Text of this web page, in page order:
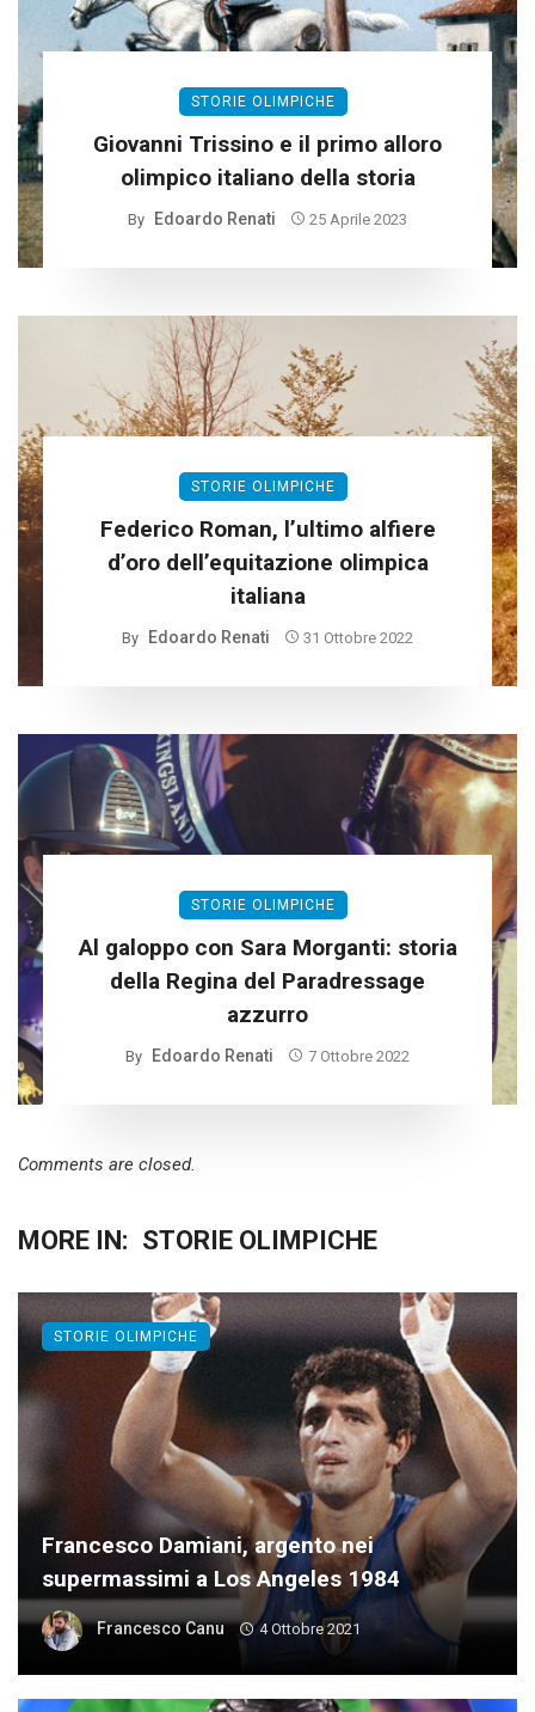
STORIE OLIMPICHE
Giovanni Trissino e il primo alloro
olimpico italiano della storia
By Edoardo Renati 25 Aprile 2023
STORIE OLIMPICHE
Federico Roman, l’ultimo alfiere
d’oro dell’equitazione olimpica
italiana
By Edoardo Renati 31 Ottobre 2022
STORIE OLIMPICHE
Al galoppo con Sara Morganti: storia
della Regina del Paradressage
azzurro
By Edoardo Renati 7 Ottobre 2022
Comments are closed.
MORE IN: STORIE OLIMPICHE
Francesco Damiani, argento nei
supermassimi a Los Angeles 1984
Francesco Canu 4 Ottobre 2021
STORIE OLIMPICHE